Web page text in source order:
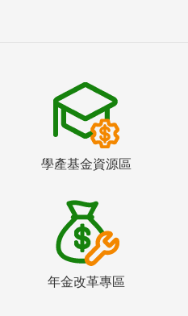
學產基金資源區
年金改革專區